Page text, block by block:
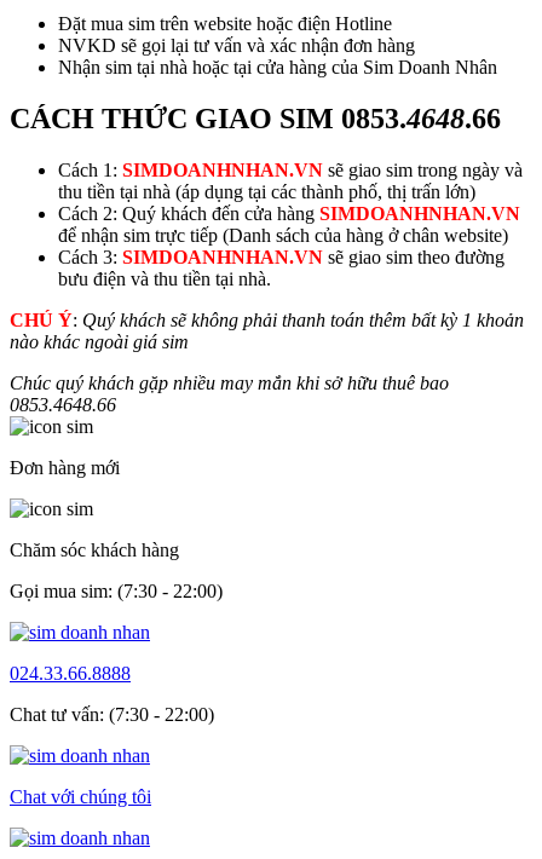
Đặt mua sim trên website hoặc điện Hotline
NVKD sẽ gọi lại tư vấn và xác nhận đơn hàng
Nhận sim tại nhà hoặc tại cửa hàng của Sim Doanh Nhân
CÁCH THỨC GIAO SIM 0853.4648.66
Cách 1: SIMDOANHNHAN.VN sẽ giao sim trong ngày và
thu tiền tại nhà (áp dụng tại các thành phố, thị trấn lớn)
Cách 2: Quý khách đến cửa hàng SIMDOANHNHAN.VN
để nhận sim trực tiếp (Danh sách của hàng ở chân website)
Cách 3: SIMDOANHNHAN.VN sẽ giao sim theo đường
bưu điện và thu tiền tại nhà.
CHÚ Ý: Quý khách sẽ không phải thanh toán thêm bất kỳ 1 khoản
nào khác ngoài giá sim
Chúc quý khách gặp nhiều may mắn khi sở hữu thuê bao
0853.4648.66
Đơn hàng mới
Chăm sóc khách hàng
Gọi mua sim: (7:30 - 22:00)
024.33.66.8888
Chat tư vấn: (7:30 - 22:00)
Chat với chúng tôi